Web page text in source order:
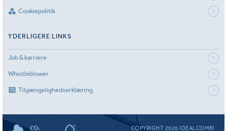
Cookiepolitik
YDERLIGERE LINKS
Job & karriere
Whistleblower
Tilgængelighedserklæring
COPYRIGHT 2026 IDEALCOMBI